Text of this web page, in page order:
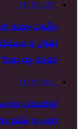
۱۴۰۴/۰۱/۳۰
جزئیات حمله
تهران و
خونبار چه بود؟
۱۴۰۳/۰۹/۱۰
توضیحات
ضرب و شتم